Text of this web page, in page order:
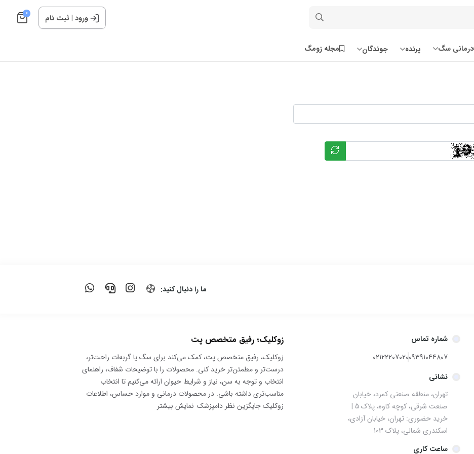
ورود | ثبت نام 0
درمانی سگ پرنده جوندگان مجله زومگ
ما را دنبال کنید:
شماره تماس
09391044807
02122207020
نشانی
تهران، منطقه صنعتی کمرد، خیابان
صنعت شرقی، کوچه کاوه، پلاک 5 |
خرید حضوری: تهران، خیابان آزادی،
اسکندری شمالی، پلاک 103
ساعت کاری
زوکلیک؛ رفیق متخصص پت
زوکلیک، رفیق متخصص پت، کمک می‌کند برای سگ یا گربه‌ات راحت‌تر،
درست‌تر و مطمئن‌تر خرید کنی. محصولات را با توضیحات شفاف، راهنمای
انتخاب و توجه به سن، نیاز و شرایط حیوان ارائه می‌کنیم تا انتخاب
مناسب‌تری داشته باشی. در محصولات درمانی و موارد حساس، اطلاعات
زوکلیک جایگزین نظر دامپزشک نمایش بیشتر